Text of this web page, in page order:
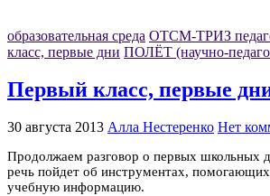
образовательная среда ОТСМ-ТРИЗ
класс, первые дни ПОЛЁТ (научно-
Первый класс, первые
30 августа 2013 Алла Нестеренко Нет
Продолжаем разговор о первых школьных
речь пойдет об инструментах, помогающих
учебную информацию.